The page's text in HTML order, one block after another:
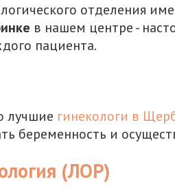
отделения
в нашем центре -
пациента.
лучшие гинекологи в
беременность и
(ЛОР)